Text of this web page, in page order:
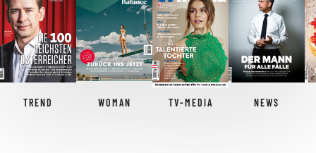
TREND WOMAN TV-MEDIA NEWS